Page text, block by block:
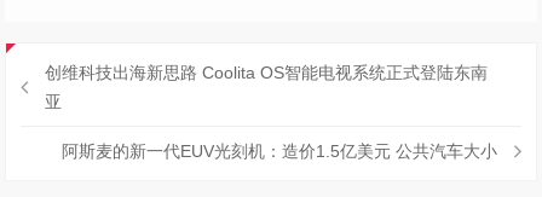
创维科技出海新思路 Coolita OS智能电视系统正式登陆东南
亚
阿斯麦的新一代EUV光刻机：造价1.5亿美元 公共汽车大小